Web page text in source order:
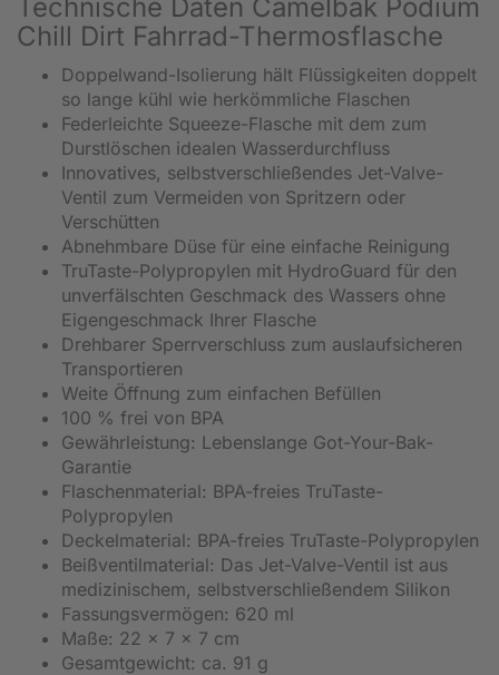
Technische Daten Camelbak Podium
Chill Dirt Fahrrad-Thermosflasche
Doppelwand-Isolierung hält Flüssigkeiten doppelt
so lange kühl wie herkömmliche Flaschen
Federleichte Squeeze-Flasche mit dem zum
Durstlöschen idealen Wasserdurchfluss
Innovatives, selbstverschließendes Jet-Valve-
Ventil zum Vermeiden von Spritzern oder
Verschütten
Abnehmbare Düse für eine einfache Reinigung
TruTaste-Polypropylen mit HydroGuard für den
unverfälschten Geschmack des Wassers ohne
Eigengeschmack Ihrer Flasche
Drehbarer Sperrverschluss zum auslaufsicheren
Transportieren
Weite Öffnung zum einfachen Befüllen
100 % frei von BPA
Gewährleistung: Lebenslange Got-Your-Bak-
Garantie
Flaschenmaterial: BPA-freies TruTaste-
Polypropylen
Deckelmaterial: BPA-freies TruTaste-Polypropylen
Beißventilmaterial: Das Jet-Valve-Ventil ist aus
medizinischem, selbstverschließendem Silikon
Fassungsvermögen: 620 ml
Maße: 22 x 7 x 7 cm
Gesamtgewicht: ca. 91 g